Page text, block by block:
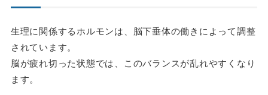
生理に関係するホルモンは、脳下垂体の働きによって調整
されています。
脳が疲れ切った状態では、このバランスが乱れやすくなり
ます。